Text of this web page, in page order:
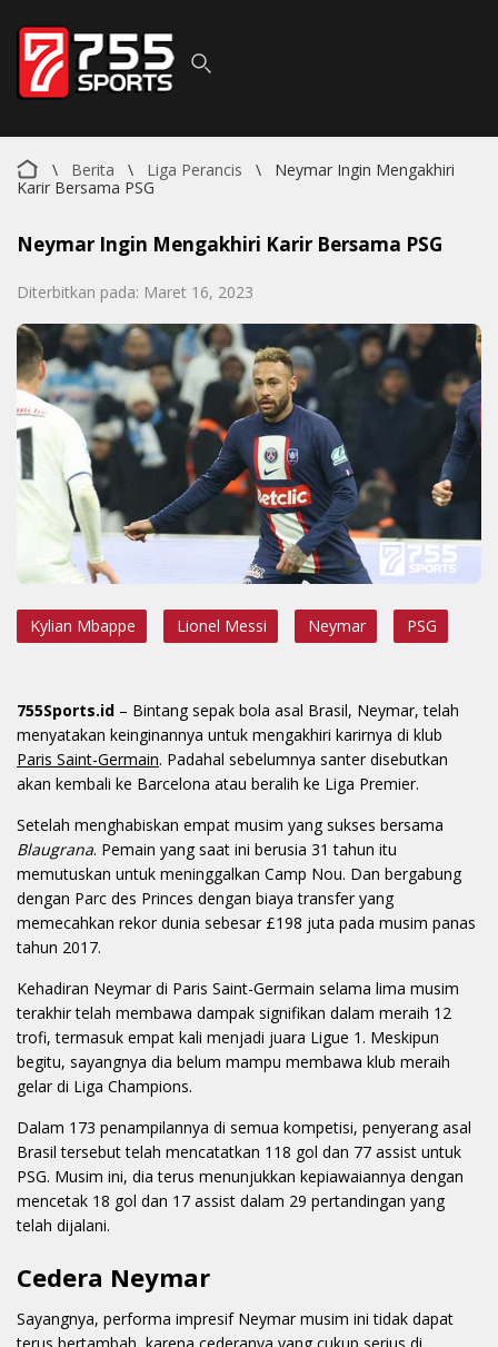
\ Berita \ Liga Perancis \
Neymar Ingin Mengakhiri
Karir Bersama PSG
Neymar Ingin Mengakhiri Karir Bersama PSG
Diterbitkan pada: Maret 16, 2023
Kylian Mbappe Lionel Messi Neymar PSG
755Sports.id – Bintang sepak bola asal Brasil, Neymar, telah
menyatakan keinginannya untuk mengakhiri karirnya di klub
Paris Saint-Germain. Padahal sebelumnya santer disebutkan
akan kembali ke Barcelona atau beralih ke Liga Premier.
Setelah menghabiskan empat musim yang sukses bersama
Blaugrana. Pemain yang saat ini berusia 31 tahun itu
memutuskan untuk meninggalkan Camp Nou. Dan bergabung
dengan Parc des Princes dengan biaya transfer yang
memecahkan rekor dunia sebesar £198 juta pada musim panas
tahun 2017.
Kehadiran Neymar di Paris Saint-Germain selama lima musim
terakhir telah membawa dampak signifikan dalam meraih 12
trofi, termasuk empat kali menjadi juara Ligue 1. Meskipun
begitu, sayangnya dia belum mampu membawa klub meraih
gelar di Liga Champions.
Dalam 173 penampilannya di semua kompetisi, penyerang asal
Brasil tersebut telah mencatatkan 118 gol dan 77 assist untuk
PSG. Musim ini, dia terus menunjukkan kepiawaiannya dengan
mencetak 18 gol dan 17 assist dalam 29 pertandingan yang
telah dijalani.
Cedera Neymar
Sayangnya, performa impresif Neymar musim ini tidak dapat